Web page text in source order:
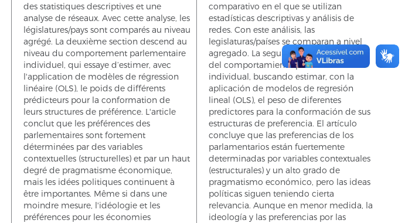
des statistiques descriptives et une
analyse de réseaux. Avec cette analyse, les
législatures/pays sont comparés au niveau
agrégé. La deuxième section descend au
niveau du comportement parlementaire
individuel, qui essaye d’estimer, avec
l'application de modèles de régression
linéaire (OLS), le poids de différents
prédicteurs pour la conformation de
leurs structures de préférence. L'article
conclut que les préférences des
parlementaires sont fortement
déterminées par des variables
contextuelles (structurelles) et par un haut
degré de pragmatisme économique,
mais les idées politiques continuent à
être importantes. Même si dans une
moindre mesure, l'idéologie et les
préférences pour les économies
comparativo en el que se utilizan
estadísticas descriptivas y análisis de
redes. Con este análisis, las
legislaturas/países se comparan a nivel
agregado. La segunda parte baja al nivel
del comportamiento parlamentario
individual, buscando estimar, con la
aplicación de modelos de regresión
lineal (OLS), el peso de diferentes
predictores para la conformación de sus
estructuras de preferencia. El artículo
concluye que las preferencias de los
parlamentarios están fuertemente
determinadas por variables contextuales
(estructurales) y un alto grado de
pragmatismo económico, pero las ideas
políticas siguen teniendo cierta
relevancia. Aunque en menor medida, la
ideología y las preferencias por las